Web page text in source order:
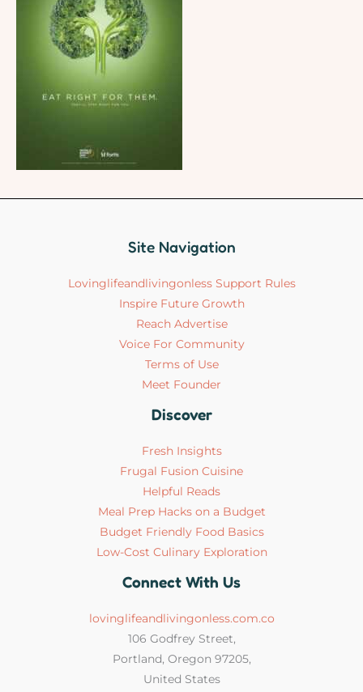
Site Navigation
Lovinglifeandlivingonless Support Rules
Inspire Future Growth
Reach Advertise
Voice For Community
Terms of Use
Meet Founder
Discover
Fresh Insights
Frugal Fusion Cuisine
Helpful Reads
Meal Prep Hacks on a Budget
Budget Friendly Food Basics
Low-Cost Culinary Exploration
Connect With Us
lovinglifeandlivingonless.com.co
106 Godfrey Street,
Portland, Oregon 97205,
United States